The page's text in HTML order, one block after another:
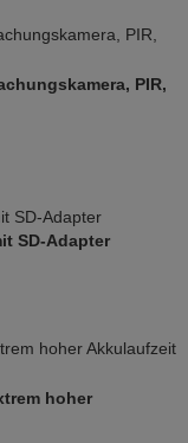
PIR,
SD-Adapter
hoher